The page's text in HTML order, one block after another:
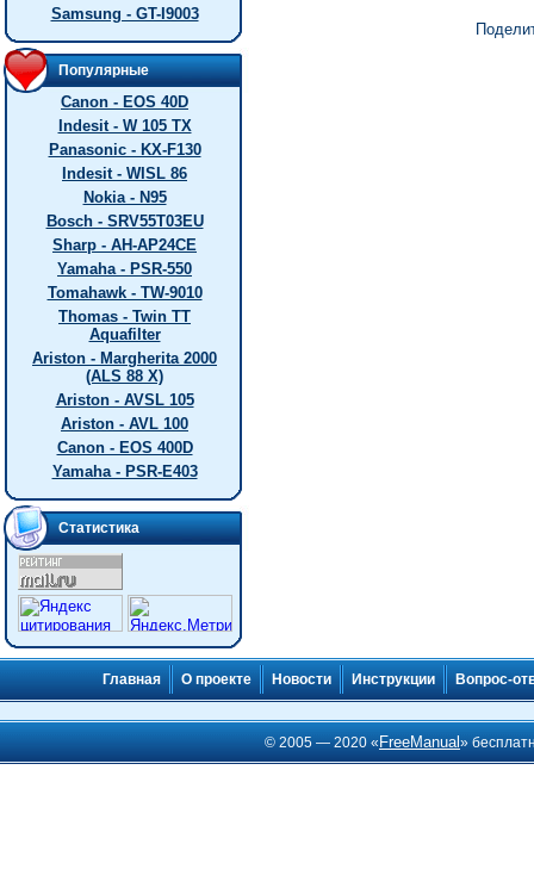
Samsung - GT-I9003
Популярные
Canon - EOS 40D
Indesit - W 105 TX
Panasonic - KX-F130
Indesit - WISL 86
Nokia - N95
Bosch - SRV55T03EU
Sharp - AH-AP24CE
Yamaha - PSR-550
Tomahawk - TW-9010
Thomas - Twin TT
Aquafilter
Ariston - Margherita 2000
(ALS 88 X)
Ariston - AVSL 105
Ariston - AVL 100
Canon - EOS 400D
Yamaha - PSR-E403
Статистика
Главная О проекте Новости Инструкции Вопрос-
© 2005 — 2020 « FreeManual»